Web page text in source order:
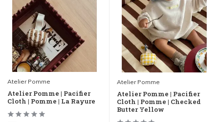
Atelier Pomme
Atelier Pomme | Pacifier
Cloth | Pomme | La Rayure
Atelier Pomme
Atelier Pomme | Pacifier
Cloth | Pomme | Checked
Butter Yellow